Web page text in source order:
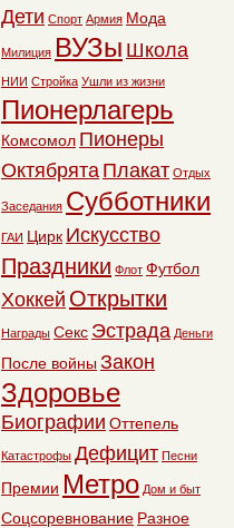
Дети Спорт Армия Мода
Милиция ВУЗы Школа
НИИ Стройка Ушли из жизни
Пионерлагерь
Комсомол Пионеры
Октябрята Плакат Отдых
Заседания Субботники
ГАИ Цирк Искусство
Праздники Флот Футбол
Хоккей Открытки
Награды Секс Эстрада Деньги
После войны Закон
Здоровье
Биографии Оттепель
Катастрофы Дефицит Песни
Премии Метро Дом и быт
Соцсоревнование Разное